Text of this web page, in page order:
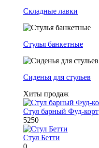
Складные лавки
Стулья банкетные
Сиденья для стульев
Хиты продаж
Стул барный Фуд-корт
5250
Стул Бетти
0